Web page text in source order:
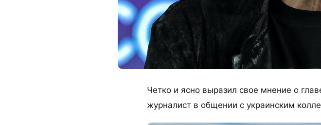
Четко и ясно выразил свое мнение о
журналист в общении с украинским